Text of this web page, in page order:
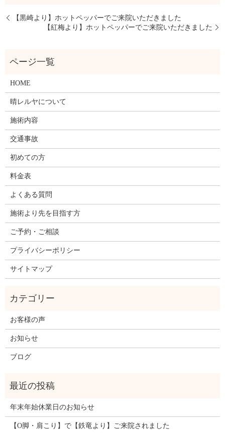
【黒崎より】ホットペッパーでご来院いただきました
【紅梅より】ホットペッパーでご来院いただきました
HOME
晴レルヤについて
施術内容
交通事故
初めての方
料金表
よくある質問
施術より先を目指す方
ご予約・ご相談
プライバシーポリシー
サイトマップ
お客様の声
お知らせ
ブログ
年末年始休業日のお知らせ
【O脚・肩こり】で【鉄竜より】ご来院されました